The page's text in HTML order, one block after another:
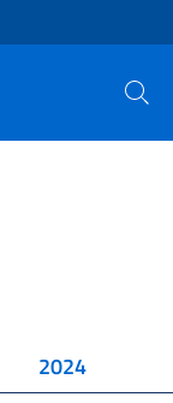
Cerca
2024